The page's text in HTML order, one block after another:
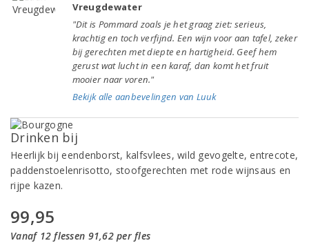
Vreugdewater
"Dit is Pommard zoals je het graag ziet: serieus,
krachtig en toch verfijnd. Een wijn voor aan tafel, zeker
bij gerechten met diepte en hartigheid. Geef hem
gerust wat lucht in een karaf, dan komt het fruit
mooier naar voren."
Bekijk alle aanbevelingen van Luuk
Drinken bij
Heerlijk bij eendenborst, kalfsvlees, wild gevogelte, entrecote,
paddenstoelenrisotto, stoofgerechten met rode wijnsaus en
rijpe kazen.
99,95
Vanaf 12 flessen 91,62 per fles